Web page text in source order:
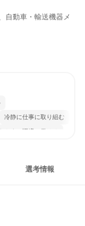
自動車・輸送機器メ
冷静に仕事に取り組む
やすい環境で働ける
選考情報